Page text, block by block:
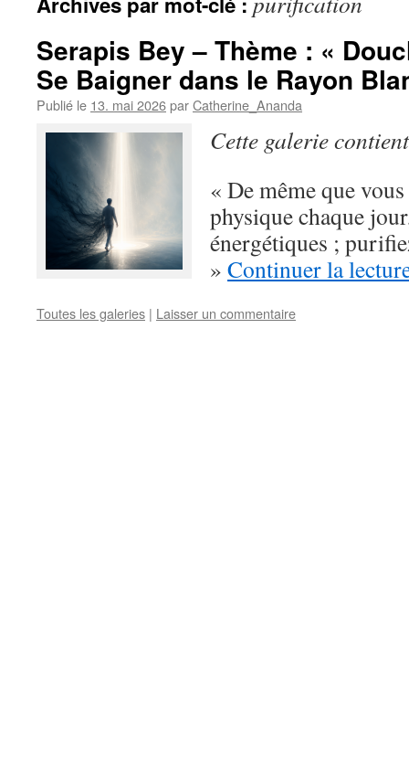
Serapis Bey – Thème : «
Se Baigner dans le Rayon
Publié le 13. mai 2026parCatherine_Ananda
Cette galerie
« De même que
physique chaque
énergétiques ;
» Continuer la
Toutes les galeries | Laisser un commentaire